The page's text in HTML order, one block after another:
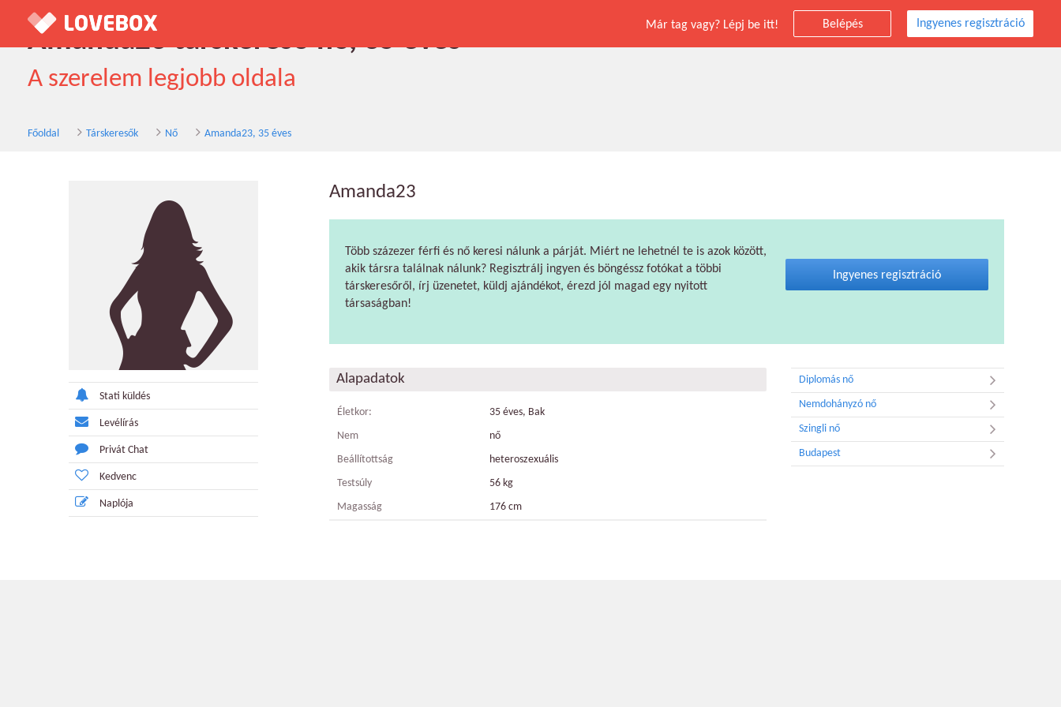
Már tag vagy? Lépj be itt! Belépés Ingyenes regisztráció
Amanda23 társkereső nő, 35 éves
A szerelem legjobb oldala
Főoldal Társkeresők Nő Amanda23, 35 éves
Stati küldés
Levélírás
Privát Chat
Kedvenc
Naplója
Amanda23
Több százezer férfi és nő keresi nálunk a párját. Miért ne lehetnél te is azok között,
akik társra találnak nálunk? Regisztrálj ingyen és böngéssz fotókat a többi
társkeresőről, írj üzenetet, küldj ajándékot, érezd jól magad egy nyitott
társaságban!
Ingyenes regisztráció
Alapadatok
Életkor:
35 éves, Bak
Nem
nő
Beállítottság
heteroszexuális
Testsúly
56 kg
Magasság
176 cm
Diplomás nő
Nemdohányzó nő
Szingli nő
Budapest